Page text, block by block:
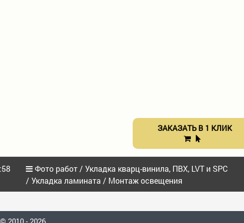
ЗАКАЗАТЬ В 1 КЛИК
Фото работ / Укладка кварц-винила, ПВХ, LVT и SPC
/ Укладка ламината / Монтаж освещения
2010 - 2026